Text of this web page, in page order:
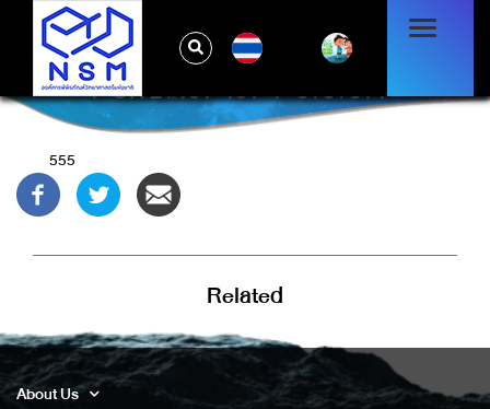
-1' OR 2+191-191-1=0+0+0+1 --
555
Related
About Us